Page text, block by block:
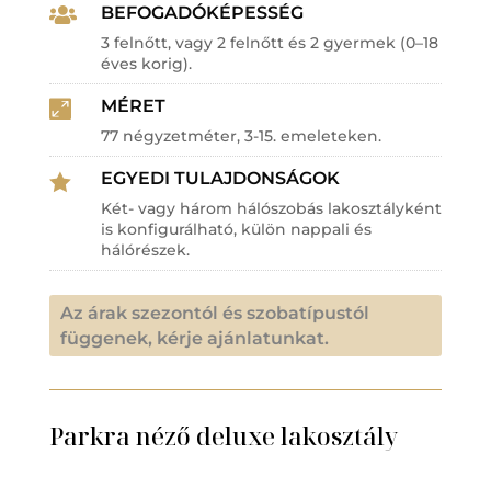
 BEFOGADÓKÉPESSÉG
3 felnőtt, vagy 2 felnőtt és 2 gyermek (0–18
éves korig).
 MÉRET
77 négyzetméter, 3-15. emeleteken.
 EGYEDI TULAJDONSÁGOK
Két- vagy három hálószobás lakosztályként
is konfigurálható, külön nappali és
hálórészek.
Az árak szezontól és szobatípustól
függenek, kérje ajánlatunkat.
Parkra néző deluxe lakosztály